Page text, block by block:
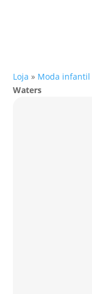
Loja » Moda infantil
Waters